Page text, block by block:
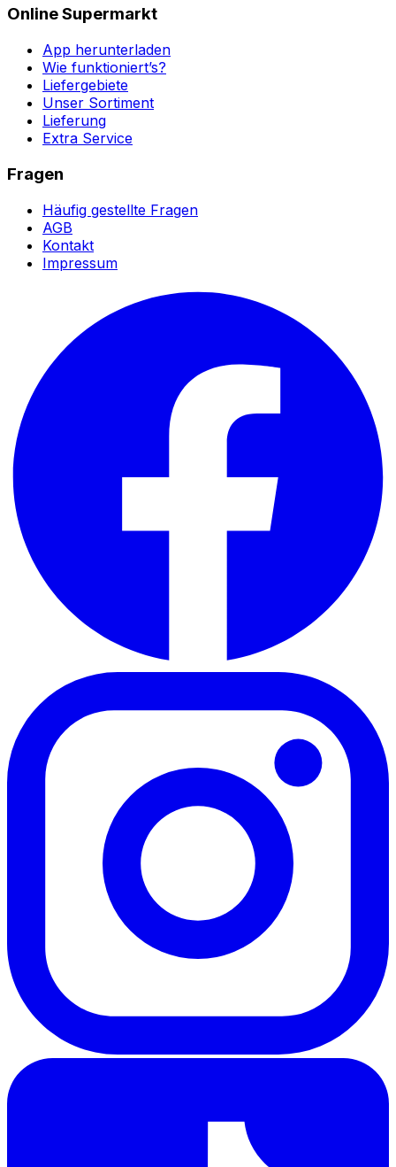
Online Supermarkt
App herunterladen
Wie funktioniert’s?
Liefergebiete
Unser Sortiment
Lieferung
Extra Service
Fragen
Häufig gestellte Fragen
AGB
Kontakt
Impressum